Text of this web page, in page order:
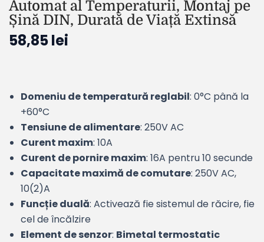
Automat al Temperaturii, Montaj pe
Șină DIN, Durată de Viață Extinsă
58,85lei
Domeniu de temperatură reglabil: 0°C până la
+60°C
Tensiune de alimentare: 250V AC
Curent maxim: 10A
Curent de pornire maxim: 16A pentru 10 secunde
Capacitate maximă de comutare: 250V AC,
10(2)A
Funcție duală: Activează fie sistemul de răcire, fie
cel de încălzire
Element de senzor: Bimetal termostatic